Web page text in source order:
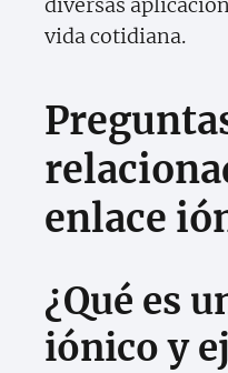
vida cotidiana.
enlace
¿Qué es
iónico y